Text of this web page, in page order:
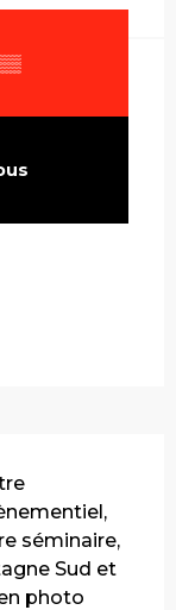
séminaire,
Sud et
photo